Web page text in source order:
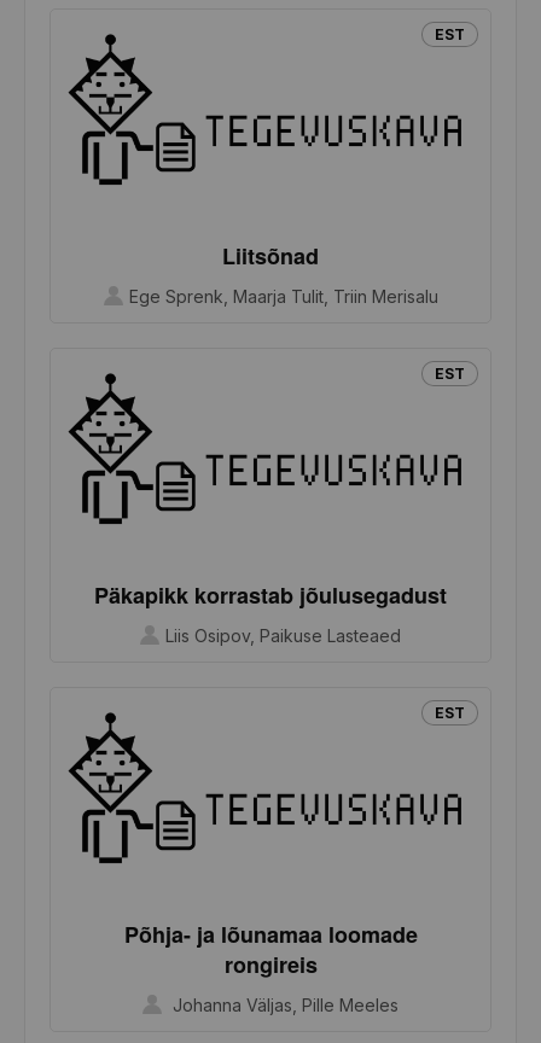
EST
Liitsõnad
Ege Sprenk, Maarja Tulit, Triin Merisalu
EST
Päkapikk korrastab jõulusegadust
Liis Osipov, Paikuse Lasteaed
EST
Põhja- ja lõunamaa loomade
rongireis
Johanna Väljas, Pille Meeles